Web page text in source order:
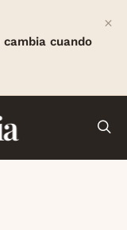
cambia cuando
×